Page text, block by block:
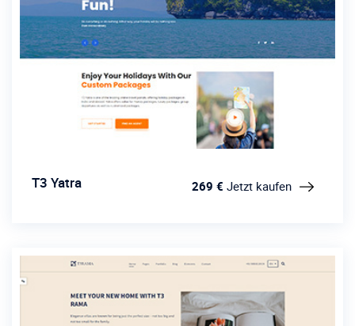
T3 Yatra 269 € Jetzt kaufen